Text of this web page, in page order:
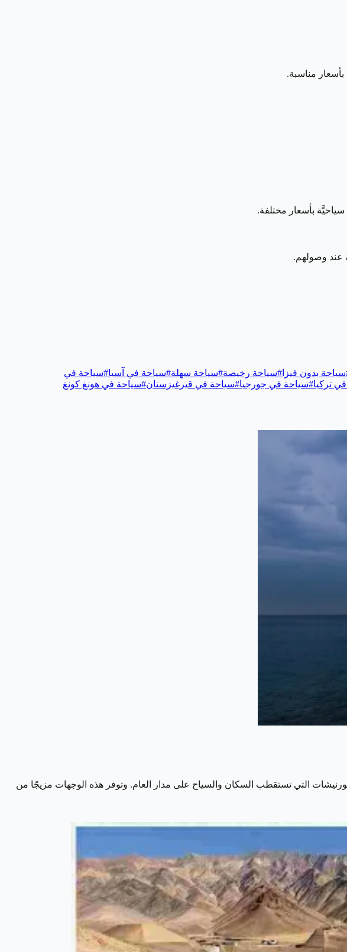
مناسبة.
بأسعار مختلفة.
عند وصولهم.
سياحة بدون فيزا #سياحة رخيصة#سياحة سهلة#سياحة في آسيا#سياحة في
تركيا#سياحة في جورجيا#سياحة في قيرغيزستان#سياحة في هونغ كونغ
التي تستقطب السكان والسياح على مدار العام. وتوفر هذه الوجهات مزيجًا من